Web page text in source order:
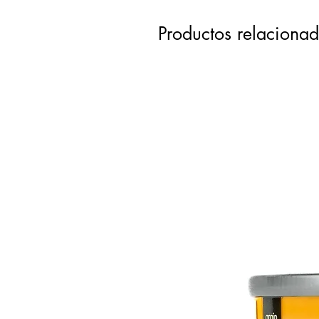
Productos